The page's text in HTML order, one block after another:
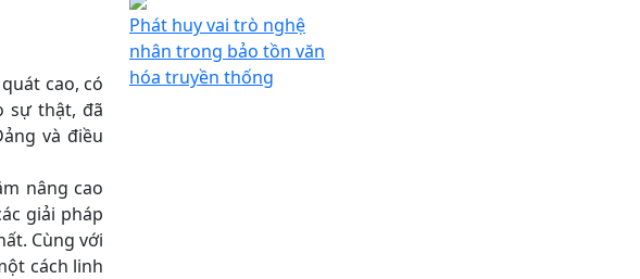
cao, có
sự thật, đã
và điều
nâng cao
giải pháp
Cùng với
cách linh
Phát huy vai trò nghệ
nhân trong bảo tồn văn
hóa truyền thống